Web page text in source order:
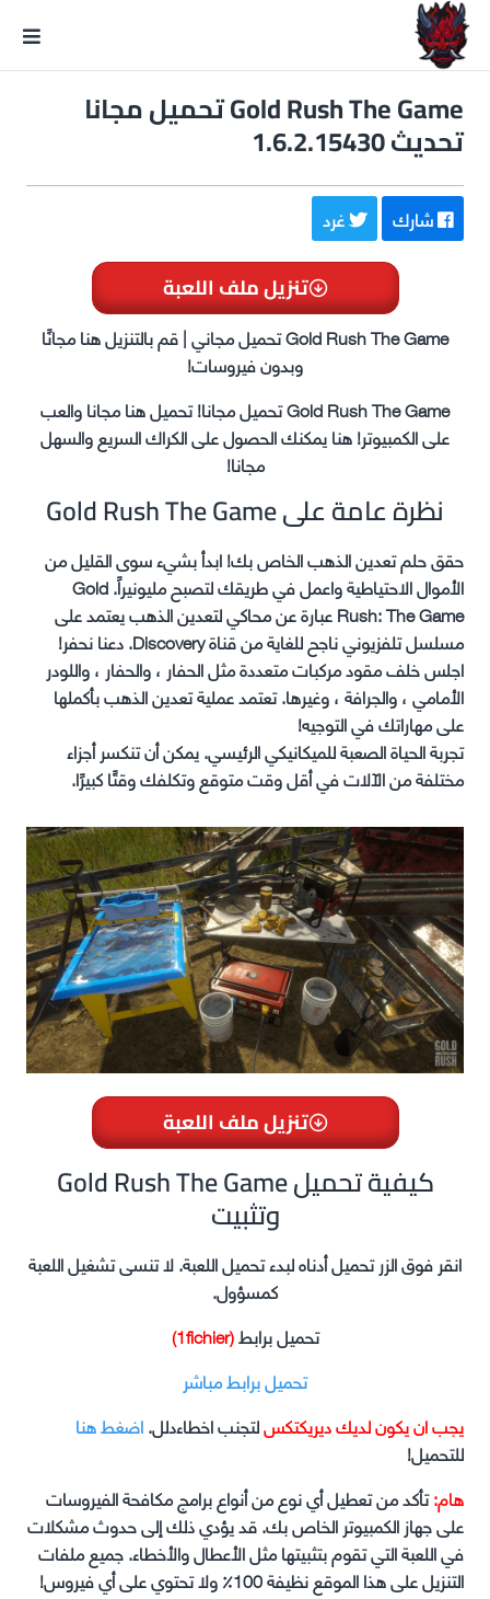
Gold Rush The Game تحميل مجانا
تحديث 1.6.2.15430
شارك غرد
تنزيل ملف اللعبة
Gold Rush The Game تحميل مجاني | قم بالتنزيل هنا مجانًا
وبدون فيروسات!
Gold Rush The Game تحميل مجانا! تحميل هنا مجانا والعب
على الكمبيوتر! هنا يمكنك الحصول على الكراك السريع والسهل
مجانا!
نظرة عامة على Gold Rush The Game
حقق حلم تعدين الذهب الخاص بك! ابدأ بشيء سوى القليل من
الأموال الاحتياطية واعمل في طريقك لتصبح مليونيراً. Gold
Rush: The Game عبارة عن محاكي لتعدين الذهب يعتمد على
مسلسل تلفزيوني ناجح للغاية من قناة Discovery. دعنا نحفر!
اجلس خلف مقود مركبات متعددة مثل الحفار ، والحفار ، واللودر
الأمامي ، والجرافة ، وغيرها. تعتمد عملية تعدين الذهب بأكملها
على مهاراتك في التوجيه!
تجربة الحياة الصعبة للميكانيكي الرئيسي. يمكن أن تنكسر أجزاء
مختلفة من الآلات في أقل وقت متوقع وتكلفك وقتًا كبيرًا.
تنزيل ملف اللعبة
Gold Rush The Game كيفية تحميل
وتثبيت
انقر فوق الزر تحميل أدناه لبدء تحميل اللعبة. لا تنسى تشغيل اللعبة
كمسؤول.
تحميل برابط(1fichier)
تحميل برابط مباشر
يجب ان يكون لديك ديريكتكسلتجنب اخطاءدلل.اضغط هنا
للتحميل!
هام:تأكد من تعطيل أي نوع من أنواع برامج مكافحة الفيروسات
على جهاز الكمبيوتر الخاص بك. قد يؤدي ذلك إلى حدوث مشكلات
في اللعبة التي تقوم بتثبيتها مثل الأعطال والأخطاء. جميع ملفات
التنزيل على هذا الموقع نظيفة 100٪ ولا تحتوي على أي فيروس!